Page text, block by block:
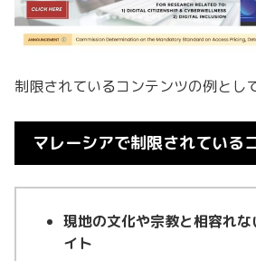
制限されているコンテンツの例とし
マレーシアで制限されている
現地の文化や宗教と相容れ
イト